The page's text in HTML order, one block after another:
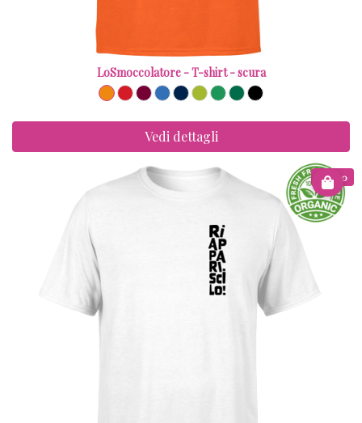
LoSmoccolatore - T-shirt - scura
Vedi dettagli
€ 15.00